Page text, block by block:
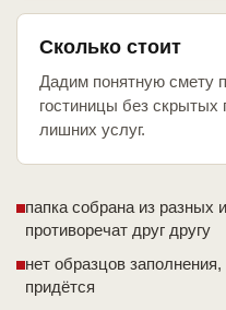
Сколько стоит
Дадим понятную смету
гостиницы без скрытых
лишних услуг.
папка собрана из разных
противоречат друг другу
нет образцов
придётся